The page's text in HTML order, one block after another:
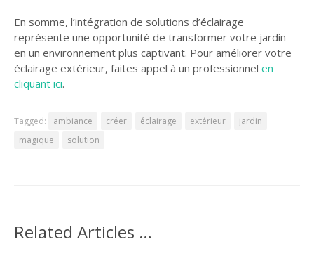
En somme, l’intégration de solutions d’éclairage
représente une opportunité de transformer votre jardin
en un environnement plus captivant. Pour améliorer votre
éclairage extérieur, faites appel à un professionnel en
cliquant ici.
Tagged: ambiance créer éclairage extérieur
jardin
magique
solution
Related Articles …